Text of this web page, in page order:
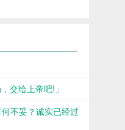
交给上帝吧!」
不妥？诚实已经过